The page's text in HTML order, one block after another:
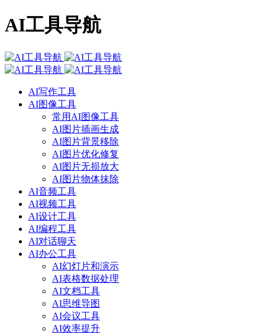
AI工具导航
AI写作工具
AI图像工具
常用AI图像工具
AI图片插画生成
AI图片背景移除
AI图片优化修复
AI图片无损放大
AI图片物体抹除
AI音频工具
AI视频工具
AI设计工具
AI编程工具
AI对话聊天
AI办公工具
AI幻灯片和演示
AI表格数据处理
AI文档工具
AI思维导图
AI会议工具
AI效率提升